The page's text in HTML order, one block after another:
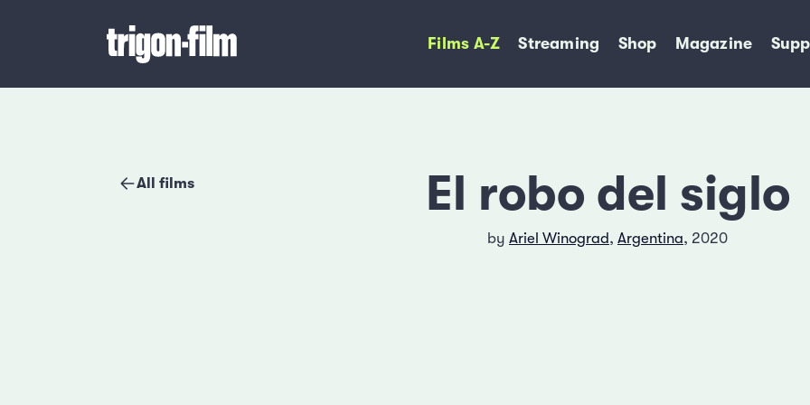
Films A-Z Streaming Shop Magazine
All films El robo del siglo
by Ariel Winograd, Argentina, 2020